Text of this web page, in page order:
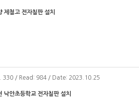
제철고 전자칠판 설치
. 330 / Read: 984 / Date: 2023.10.25
낙안초등학교 전자칠판 설치